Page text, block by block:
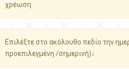
χρέωση.
Επιλέξτε στο ακόλουθο πεδίο την
προεπιλεγμένη /σημερινή)↓